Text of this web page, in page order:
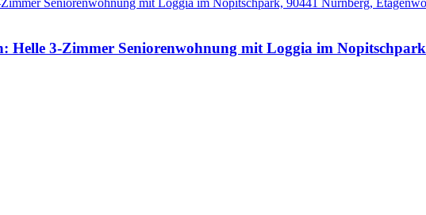
3-Zimmer Seniorenwohnung mit Loggia im Nopitschpark